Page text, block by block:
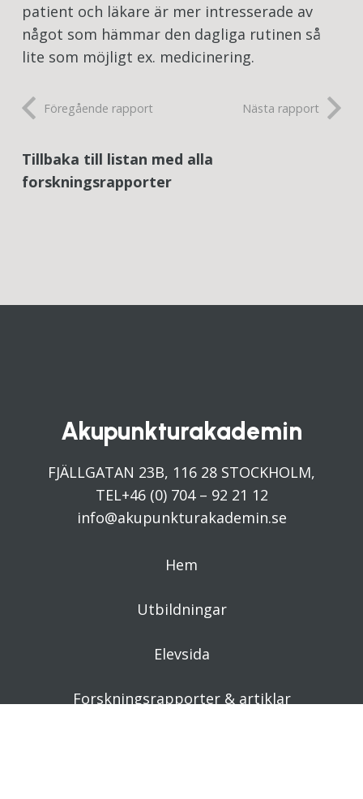
patient och läkare är mer intresserade av
något som hämmar den dagliga rutinen så
lite som möjligt ex. medicinering.
Föregående rapport Nästa rapport
Tillbaka till listan med alla
forskningsrapporter
Akupunkturakademin
FJÄLLGATAN 23B, 116 28 STOCKHOLM,
TEL+46 (0) 704 – 92 21 12
info@akupunkturakademin.se
Hem
Utbildningar
Elevsida
Forskningsrapporter & artiklar